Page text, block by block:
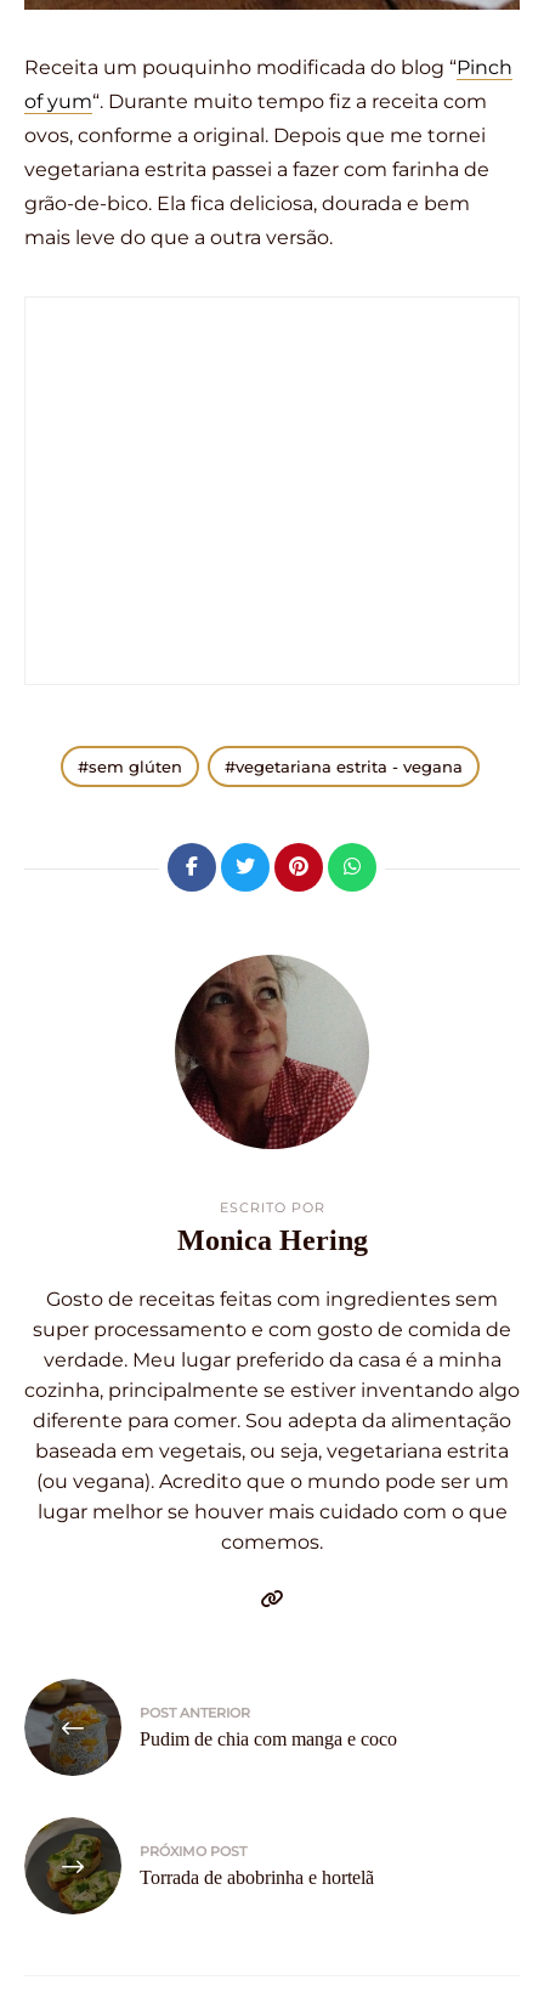
Receita um pouquinho modificada do blog “Pinch
of yum“. Durante muito tempo fiz a receita com
ovos, conforme a original. Depois que me tornei
vegetariana estrita passei a fazer com farinha de
grão-de-bico. Ela fica deliciosa, dourada e bem
mais leve do que a outra versão.
sem glúten vegetariana estrita - vegana
ESCRITO POR
Monica Hering
Gosto de receitas feitas com ingredientes sem
super processamento e com gosto de comida de
verdade. Meu lugar preferido da casa é a minha
cozinha, principalmente se estiver inventando algo
diferente para comer. Sou adepta da alimentação
baseada em vegetais, ou seja, vegetariana estrita
(ou vegana). Acredito que o mundo pode ser um
lugar melhor se houver mais cuidado com o que
comemos.
Navegação
de
Post
POST ANTERIOR
Pudim de chia com manga e coco
PRÓXIMO POST
Torrada de abobrinha e hortelã